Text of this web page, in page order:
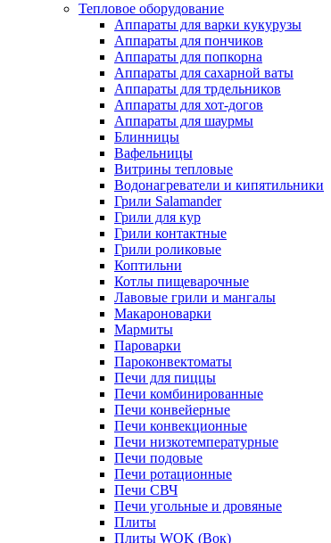
Тепловое оборудование
Аппараты для варки кукурузы
Аппараты для пончиков
Аппараты для попкорна
Аппараты для сахарной ваты
Аппараты для трдельников
Аппараты для хот-догов
Аппараты для шаурмы
Блинницы
Вафельницы
Витрины тепловые
Водонагреватели и кипятильники
Грили Salamander
Грили для кур
Грили контактные
Грили роликовые
Коптильни
Котлы пищеварочные
Лавовые грили и мангалы
Макароноварки
Мармиты
Пароварки
Пароконвектоматы
Печи для пиццы
Печи комбинированные
Печи конвейерные
Печи конвекционные
Печи низкотемпературные
Печи подовые
Печи ротационные
Печи СВЧ
Печи угольные и дровяные
Плиты
Плиты WOK (Вок)